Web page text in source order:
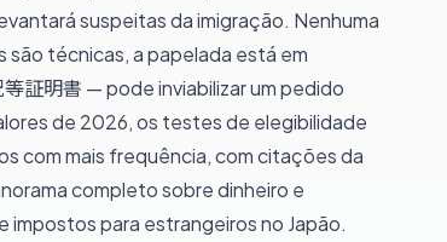
suspeitas da imigração. Nenhuma
são técnicas, a papelada está em
証明書 — pode inviabilizar um pedido
de 2026, os testes de elegibilidade
com mais frequência, com citações da
completo sobre dinheiro e
impostos para estrangeiros no Japão.